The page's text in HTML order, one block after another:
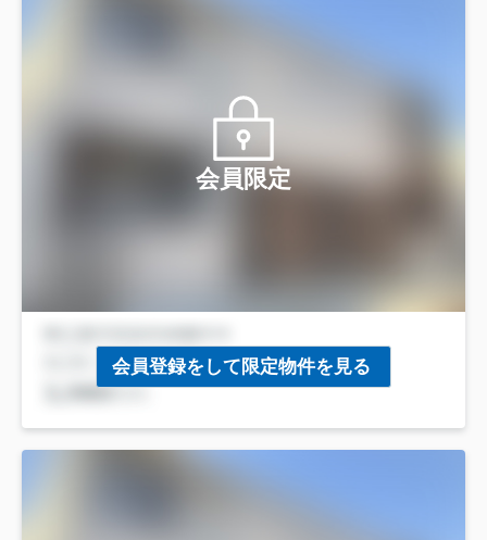
会員限定
会員登録をして限定物件を見る